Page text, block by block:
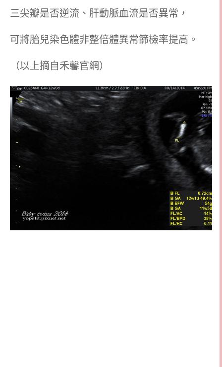
三尖瓣是否逆流、肝動脈血流是否異常，
可將胎兒染色體非整倍體異常篩檢率提高。
（以上摘自禾馨官網）